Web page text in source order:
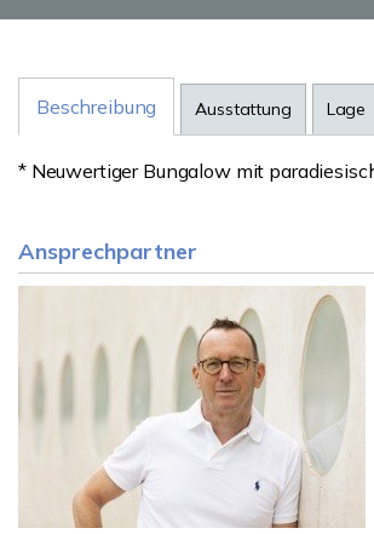
Beschreibung Ausstattung Lage
* Neuwertiger Bungalow mit
Ansprechpartner